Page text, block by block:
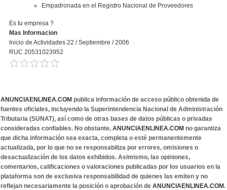
Empadronada en el Registro Nacional de Proveedores
Es tu empresa ?
Mas Informacion
Inicio de Actividades 22 / Septiembre / 2006
RUC 20531023952
ANUNCIAENLINEA.COM publica información de acceso público obtenida de
fuentes oficiales, incluyendo la Superintendencia Nacional de Administración
Tributaria (SUNAT), así como de otras bases de datos públicas o privadas
consideradas confiables. No obstante, ANUNCIAENLINEA.COM no garantiza
que dicha información sea exacta, completa o esté permanentemente
actualizada, por lo que no se responsabiliza por errores, omisiones o
desactualización de los datos exhibidos. Asimismo, las opiniones,
comentarios, calificaciones o valoraciones publicadas por los usuarios en la
plataforma son de exclusiva responsabilidad de quienes las emiten y no
reflejan necesariamente la posición o aprobación de ANUNCIAENLINEA.COM.